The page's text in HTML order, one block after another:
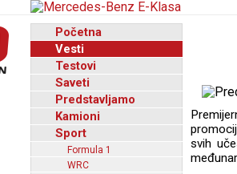
Početna
Vesti
Testovi
Saveti
Predstavljamo
Kamioni
Sport
Formula 1
WRC
svih